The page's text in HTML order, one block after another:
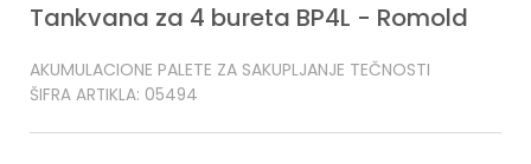
Tankvana za 4 bureta BP4L - Romold
AKUMULACIONE PALETE ZA SAKUPLJANJE TEČNOSTI
ŠIFRA ARTIKLA: 05494